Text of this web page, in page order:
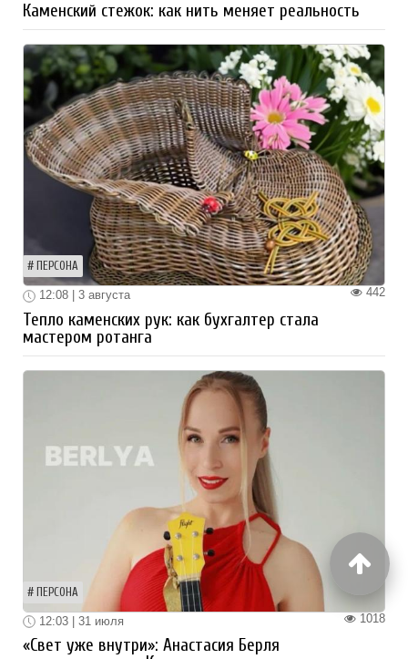
Каменский стежок: как нить меняет реальность
ПЕРСОНА
442
12:08 | 3 августа
Тепло каменских рук: как бухгалтер стала
мастером ротанга
ПЕРСОНА
1018
12:03 | 31 июля
«Свет уже внутри»: Анастасия Берля